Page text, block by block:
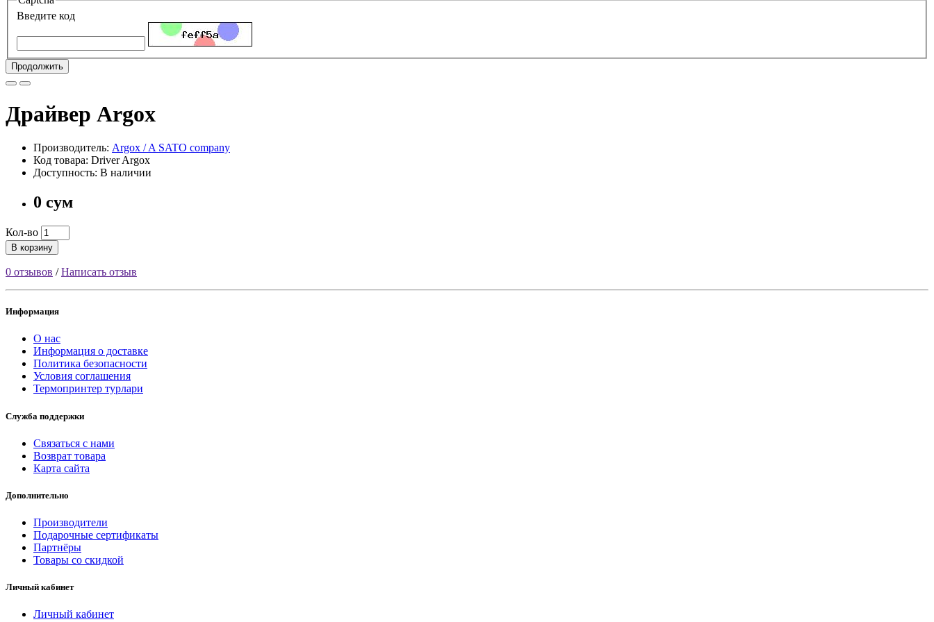
Введите код
Продолжить
Драйвер Argox
Производитель: Argox / A SATO company
Код товара: Driver Argox
Доступность: В наличии
0 сум
Кол-во
В корзину
0 отзывов /Написать отзыв
Информация
О нас
Информация о доставке
Политика безопасности
Условия соглашения
Термопринтер турлари
Служба поддержки
Связаться с нами
Возврат товара
Карта сайта
Дополнительно
Производители
Подарочные сертификаты
Партнёры
Товары со скидкой
Личный кабинет
Личный кабинет